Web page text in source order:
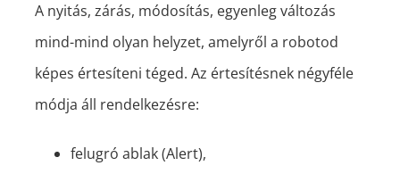
A nyitás, zárás, módosítás, egyenleg változás
mind-mind olyan helyzet, amelyről a robotod
képes értesíteni téged. Az értesítésnek négyféle
módja áll rendelkezésre:
felugró ablak (Alert),